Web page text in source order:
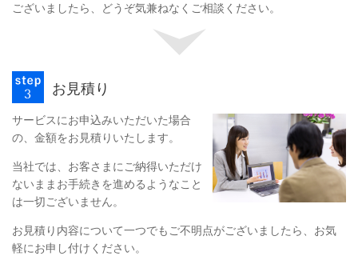
ございましたら、どうぞ気兼ねなくご相談ください。
お見積り
サービスにお申込みいただいた場合
の、金額をお見積りいたします。
当社では、お客さまにご納得いただけ
ないままお手続きを進めるようなこと
は一切ございません。
お見積り内容について一つでもご不明点がございましたら、お気
軽にお申し付けください。